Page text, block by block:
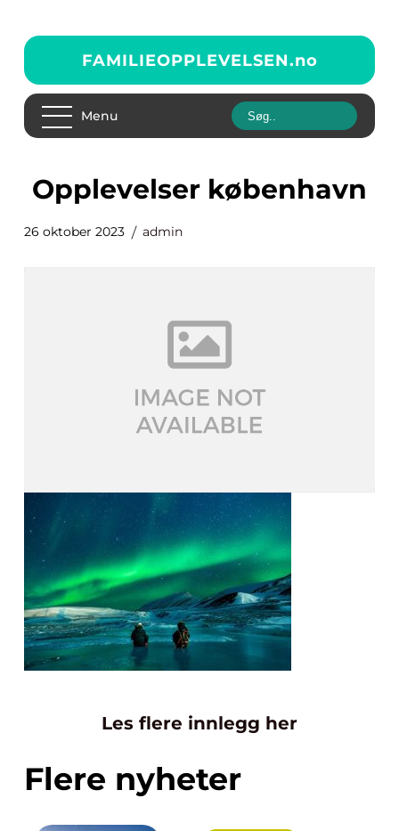
FAMILIEOPPLEVELSEN.no
Menu
opplevelser københavn
26 oktober 2023 admin
Les flere innlegg her
Flere nyheter